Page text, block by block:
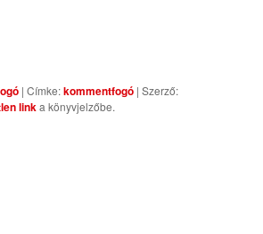
| Címke:kommentfogó | Szerző:
linka könyvjelzőbe.